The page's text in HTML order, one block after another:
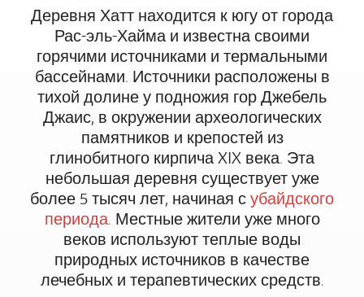
Деревня Хатт находится к югу от города
Рас-эль-Хайма и известна своими
горячими источниками и термальными
бассейнами. Источники расположены в
тихой долине у подножия гор Джебель
Джаис, в окружении археологических
памятников и крепостей из
глинобитного кирпича XIX века. Эта
небольшая деревня существует уже
более 5 тысяч лет, начиная субайдского
периода. Местные жители уже много
веков используют теплые воды
природных источников в качестве
лечебных и терапевтических средств.